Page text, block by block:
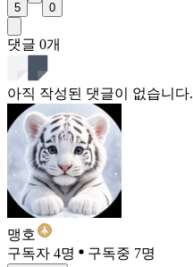
5 0
댓글 0개
아직 작성된 댓글이 없습니다.
맹호
구독자 4명
구독중 7명